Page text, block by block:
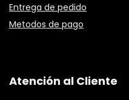
Entrega de pedido
Metodos de pago
Atención al Cliente